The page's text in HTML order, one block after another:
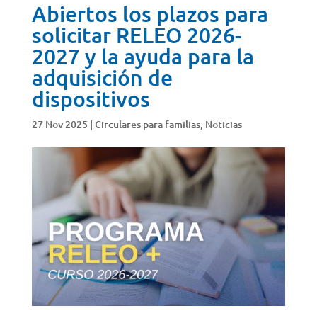
Abiertos los plazos para
solicitar RELEO 2026-
2027 y la ayuda para la
adquisición de
dispositivos
27 Nov 2025 | Circulares para familias, Noticias